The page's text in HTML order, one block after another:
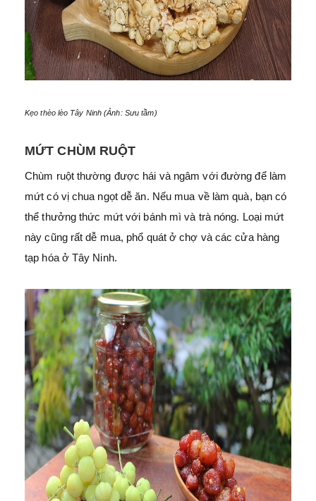
Kẹo thèo lèo Tây Ninh (Ảnh: Sưu tầm)
MỨT CHÙM RUỘT
Chùm ruột thường được hái và ngâm với đường để làm
mứt có vị chua ngọt dễ ăn. Nếu mua về làm quà, bạn có
thể thưởng thức mứt với bánh mì và trà nóng. Loại mứt
này cũng rất dễ mua, phổ quát ở chợ và các cửa hàng
tạp hóa ở Tây Ninh.